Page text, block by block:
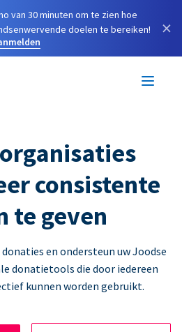
van 30 minuten om te zien hoe
doelen te bereiken!
×
consistente
te geven
en ondersteun uw Joodse
donatietools die door iedereen
kunnen worden gebruikt.